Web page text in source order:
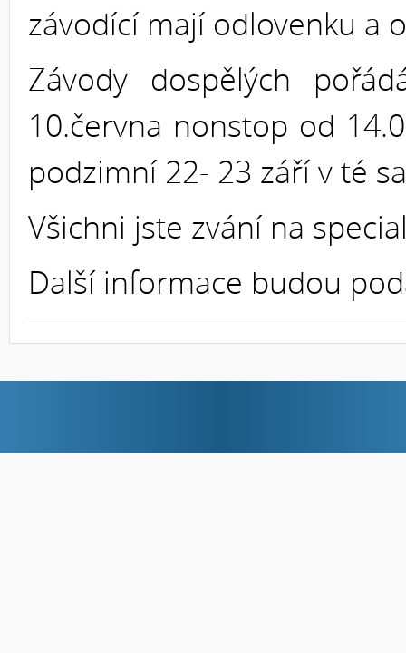
závodící mají odlovenku a
Závody dospělých
10.června nonstop od
podzimní 22- 23 září v té
Všichni jste zvání na
Další informace budou